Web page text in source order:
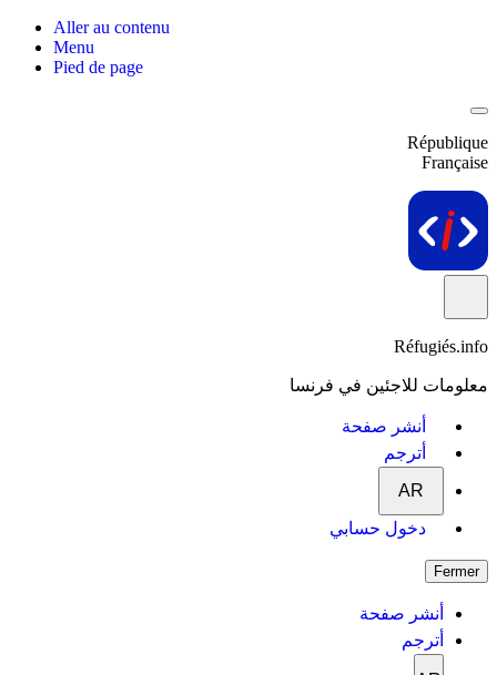
Aller au contenu
Menu
Pied de page
République
Française
Réfugiés.info
معلومات للاجئين في فرنسا
أنشر صفحة
أترجم
AR
دخول حسابي
Fermer
أنشر صفحة
أترجم